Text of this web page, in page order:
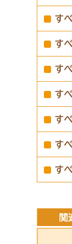
す
す
す
す
す
す
す